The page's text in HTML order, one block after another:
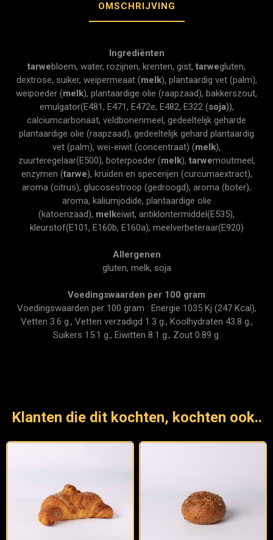
OMSCHRIJVING
Ingrediënten
tarwebloem, water, rozijnen, krenten, gist, tarwegluten,
dextrose, suiker, weipermeaat (melk), plantaardig vet (palm),
weipoeder (melk), plantaardige olie (raapzaad), bakkerszout,
emulgator(E481, E471, E472e, E482, E322 (soja)),
calciumcarbonaat, veldbonenmeel, gedeeltelijk geharde
plantaardige olie (raapzaad), gedeeltelijk gehard plantaardig
vet (palm), wei-eiwit (concentraat) (melk),
zuurteregelaar(E500), boterpoeder (melk), tarwemoutmeel,
enzymen (tarwe), kruiden en specerijen (curcumaextract),
aroma (citrus), glucosestroop (gedroogd), aroma (boter),
aroma, kaliumjodide, plantaardige olie
(katoenzaad), melkeiwit, antiklontermiddel(E535),
kleurstof(E101, E160b, E160a), meelverbeteraar(E920)
Allergenen
gluten, melk, soja
Voedingswaarden per 100 gram
Voedingswaarden per 100 gram : Energie 1035 Kj (247 Kcal),
Vetten 3.6 g., Vetten verzadigd 1.3 g., Koolhydraten 43.8 g.,
Suikers 15.1 g., Eiwitten 8.1 g., Zout 0.89 g.
Klanten die dit kochten, kochten ook..